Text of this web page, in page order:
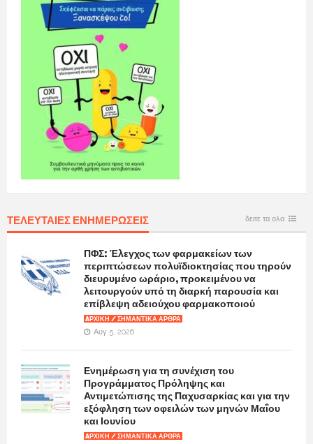
ΤΕΛΕΥΤΑΙΕΣ ΕΝΗΜΕΡΩΣΕΙΣ δειτε τα ολα
ΠΦΣ: Έλεγχος των φαρμακείων των
περιπτώσεων πολυϊδιοκτησίας που τηρούν
διευρυμένο ωράριο, προκειμένου να
λειτουργούν υπό τη διαρκή παρουσία και
επίβλεψη αδειούχου φαρμακοποιού
AΡΧΙΚΉ / ΣΗΜΑΝΤΙΚΆ ΆΡΘΡΑ
Αυγ 5, 2026
Ενημέρωση για τη συνέχιση του
Προγράμματος Πρόληψης και
Αντιμετώπισης της Παχυσαρκίας και για την
εξόφληση των οφειλών των μηνών Μαΐου
και Ιουνίου
AΡΧΙΚΉ / ΣΗΜΑΝΤΙΚΆ ΆΡΘΡΑ